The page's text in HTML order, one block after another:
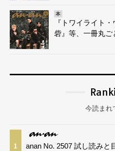
本
『トワイライト
砦』等、一冊丸ご
今読まれ
1 anan No. 2507 試し読みと